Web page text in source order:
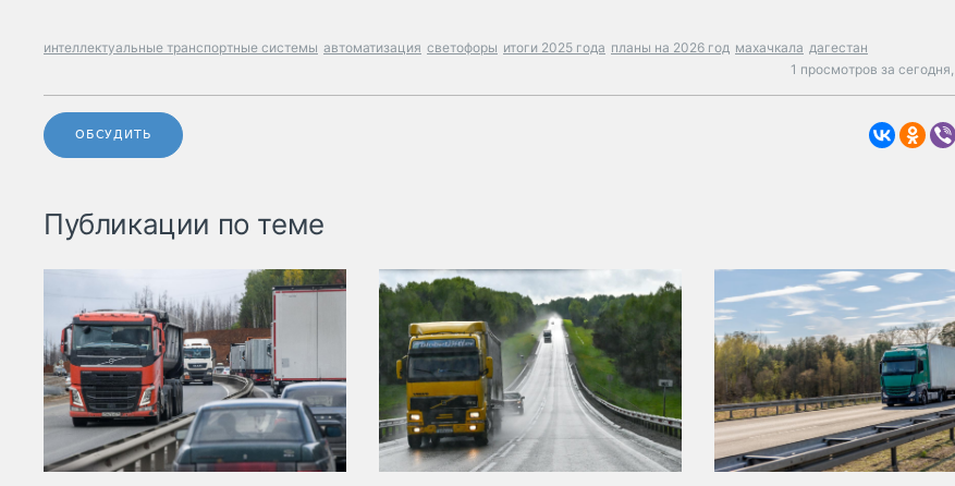
интеллектуальные транспортные системы автоматизация светофоры итоги 2025 года планы на 2026 год махачкала дагестан
1 просмотров за сегодня,
ОБСУДИТЬ
Публикации по теме